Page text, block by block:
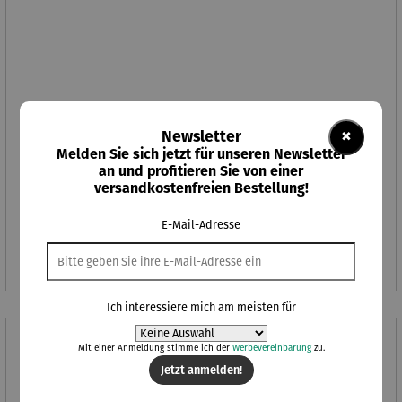
Regulärer Preis:
279,00 €
89,10 €Abo-Vorteilspreis
×
Newsletter
Melden Sie sich jetzt für unseren Newsletter
an und profitieren Sie von einer
versandkostenfreien Bestellung!
E-Mail-Adresse
Ich interessiere mich am meisten für
Mit einer Anmeldung stimme ich der Werbevereinbarungzu.
Jetzt anmelden!